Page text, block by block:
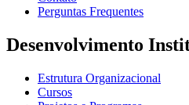
Perguntas Frequentes
Desenvolvimento
Estrutura Organizacional
Cursos